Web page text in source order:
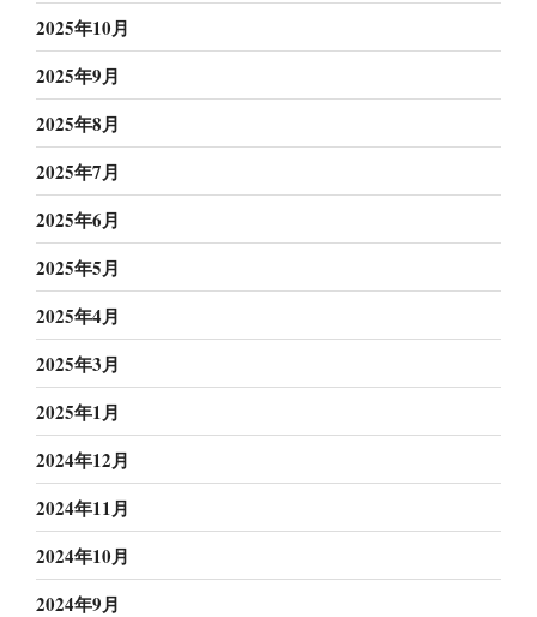
2025年10月
2025年9月
2025年8月
2025年7月
2025年6月
2025年5月
2025年4月
2025年3月
2025年1月
2024年12月
2024年11月
2024年10月
2024年9月